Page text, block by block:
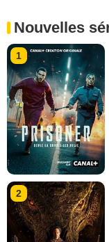
Nouvelles
1
2